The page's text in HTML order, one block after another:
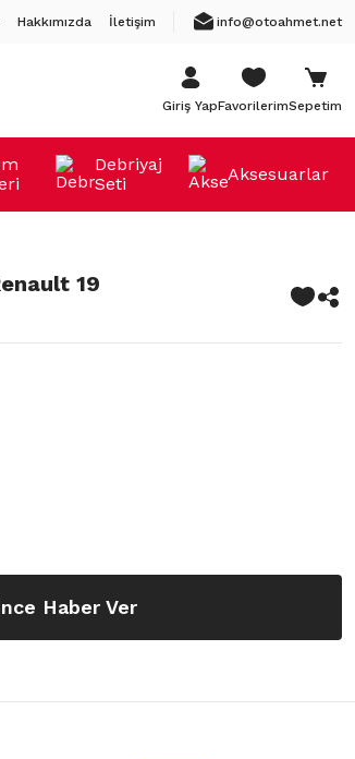
Hakkımızda İletişim info@otoahmet.net
Giriş YapFavorilerimSepetim
Debriyaj
Seti
Aksesuarlar
19
Haber Ver